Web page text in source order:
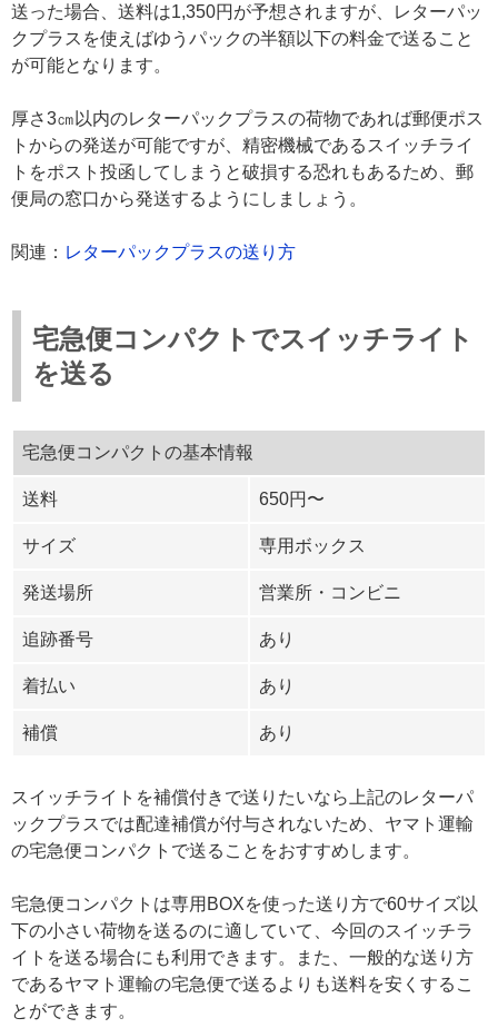
送った場合、送料は1,350円が予想されますが、レターパッ
クプラスを使えばゆうパックの半額以下の料金で送ること
が可能となります。
厚さ3㎝以内のレターパックプラスの荷物であれば郵便ポス
トからの発送が可能ですが、精密機械であるスイッチライ
トをポスト投函してしまうと破損する恐れもあるため、郵
便局の窓口から発送するようにしましょう。
関連： レターパックプラスの送り方
宅急便コンパクトでスイッチライト
を送る
宅急便コンパクトの基本情報
送料 650円〜
サイズ 専用ボックス
発送場所 営業所・コンビニ
追跡番号 あり
着払い あり
補償 あり
スイッチライトを補償付きで送りたいなら上記のレターパ
ックプラスでは配達補償が付与されないため、ヤマト運輸
の宅急便コンパクトで送ることをおすすめします。
宅急便コンパクトは専用BOXを使った送り方で60サイズ以
下の小さい荷物を送るのに適していて、今回のスイッチラ
イトを送る場合にも利用できます。また、一般的な送り方
であるヤマト運輸の宅急便で送るよりも送料を安くするこ
とができます。